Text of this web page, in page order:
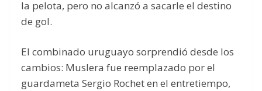
la pelota, pero no alcanzó a sacarle el destino
de gol.
El combinado uruguayo sorprendió desde los
cambios: Muslera fue reemplazado por el
guardameta Sergio Rochet en el entretiempo,